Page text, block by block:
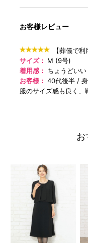
お客様レビュー
【葬儀で利
サイズ： M (9号)
着用感： ちょうどいい
お客様：40代後半
服のサイズ感も良く、
お